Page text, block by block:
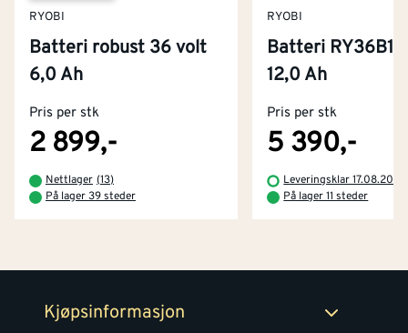
RYOBI
Batteri robust 36 volt
6,0 Ah
Pris per stk
2 899,-
Nettlager (13)
På lager 39 steder
RYOBI
Batteri
12,0 Ah
Pris per stk
5 390,-
Leveringsklar 17.08.2026
På lager 11 steder
Kjøpsinformasjon
Kjøpsbetingelser
Retur- og angrerettsskjema
Kontakt oss
Tjenester
Montér Klubb
Om Montér
Byggevarehus og åpningstider
Prismatch